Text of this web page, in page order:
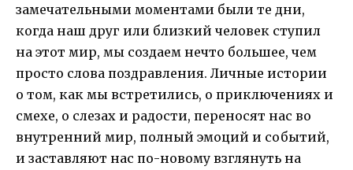
замечательными моментами были те дни,
когда наш друг или близкий человек ступил
на этот мир, мы создаем нечто большее, чем
просто слова поздравления. Личные истории
о том, как мы встретились, о приключениях и
смехе, о слезах и радости, переносят нас во
внутренний мир, полный эмоций и событий,
и заставляют нас по-новому взглянуть на